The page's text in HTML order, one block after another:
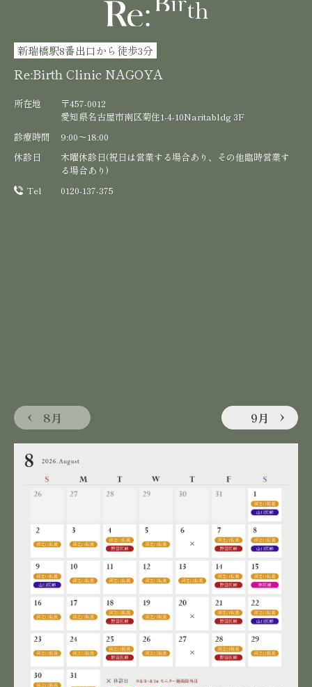
新瑞橋駅8番出口から徒歩3分
Re:Birth Clinic NAGOYA
所在地
〒457-0012
愛知県名古屋市南区菊住1-4-10Naritabldg 3F
診療時間
9:00〜18:00
休診日
木曜休診日(祝日は営業する場合あり、その他臨時営業す
る場合あり)
Tel
0120-137-375
8月 9月